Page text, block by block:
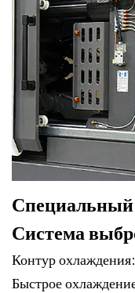
Специальный
Система
Контур охлаждения:
Быстрое